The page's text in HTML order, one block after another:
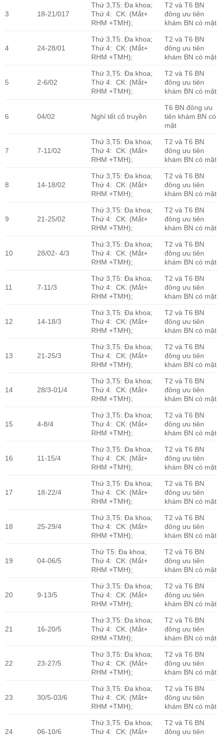
3 18-21/017
Thứ 3,T5: Đa khoa;
Thứ 4: CK: (Mắt+
RHM +TMH);
T2 và T6 BN
đông ưu tiên
khám BN có mặt
4 24-28/01
Thứ 3,T5: Đa khoa;
Thứ 4: CK: (Mắt+
RHM +TMH);
T2 và T6 BN
đông ưu tiên
khám BN có mặt
5 2-6/02
Thứ 3,T5: Đa khoa;
Thứ 4: CK: (Mắt+
RHM +TMH);
T2 và T6 BN
đông ưu tiên
khám BN có mặt
6 04/02 Nghỉ tết cổ truyền
T6 BN đông ưu
tiên khám BN có
mặt
7 7-11/02
Thứ 3,T5: Đa khoa;
Thứ 4: CK: (Mắt+
RHM +TMH);
T2 và T6 BN
đông ưu tiên
khám BN có mặt
8 14-18/02
Thứ 3,T5: Đa khoa;
Thứ 4: CK: (Mắt+
RHM +TMH);
T2 và T6 BN
đông ưu tiên
khám BN có mặt
9 21-25/02
Thứ 3,T5: Đa khoa;
Thứ 4: CK: (Mắt+
RHM +TMH);
T2 và T6 BN
đông ưu tiên
khám BN có mặt
10 28/02- 4/3
Thứ 3,T5: Đa khoa;
Thứ 4: CK: (Mắt+
RHM +TMH);
T2 và T6 BN
đông ưu tiên
khám BN có mặt
11 7-11/3
Thứ 3,T5: Đa khoa;
Thứ 4: CK: (Mắt+
RHM +TMH);
T2 và T6 BN
đông ưu tiên
khám BN có mặt
12 14-18/3
Thứ 3,T5: Đa khoa;
Thứ 4: CK: (Mắt+
RHM +TMH);
T2 và T6 BN
đông ưu tiên
khám BN có mặt
13 21-25/3
Thứ 3,T5: Đa khoa;
Thứ 4: CK: (Mắt+
RHM +TMH);
T2 và T6 BN
đông ưu tiên
khám BN có mặt
14 28/3-01/4
Thứ 3,T5: Đa khoa;
Thứ 4: CK: (Mắt+
RHM +TMH);
T2 và T6 BN
đông ưu tiên
khám BN có mặt
15 4-8/4
Thứ 3,T5: Đa khoa;
Thứ 4: CK: (Mắt+
RHM +TMH);
T2 và T6 BN
đông ưu tiên
khám BN có mặt
16 11-15/4
Thứ 3,T5: Đa khoa;
Thứ 4: CK: (Mắt+
RHM +TMH);
T2 và T6 BN
đông ưu tiên
khám BN có mặt
17 18-22/4
Thứ 3,T5: Đa khoa;
Thứ 4: CK: (Mắt+
RHM +TMH);
T2 và T6 BN
đông ưu tiên
khám BN có mặt
18 25-29/4
Thứ 3,T5: Đa khoa;
Thứ 4: CK: (Mắt+
RHM +TMH);
T2 và T6 BN
đông ưu tiên
khám BN có mặt
19 04-06/5
Thứ T5: Đa khoa;
Thứ 4: CK: (Mắt+
RHM +TMH);
T2 và T6 BN
đông ưu tiên
khám BN có mặt
20 9-13/5
Thứ 3,T5: Đa khoa;
Thứ 4: CK: (Mắt+
RHM +TMH);
T2 và T6 BN
đông ưu tiên
khám BN có mặt
21 16-20/5
Thứ 3,T5: Đa khoa;
Thứ 4: CK: (Mắt+
RHM +TMH);
T2 và T6 BN
đông ưu tiên
khám BN có mặt
22 23-27/5
Thứ 3,T5: Đa khoa;
Thứ 4: CK: (Mắt+
RHM +TMH);
T2 và T6 BN
đông ưu tiên
khám BN có mặt
23 30/5-03/6
Thứ 3,T5: Đa khoa;
Thứ 4: CK: (Mắt+
RHM +TMH);
T2 và T6 BN
đông ưu tiên
khám BN có mặt
24 06-10/6
Thứ 3,T5: Đa khoa;
Thứ 4: CK: (Mắt+
T2 và T6 BN
đông ưu tiên